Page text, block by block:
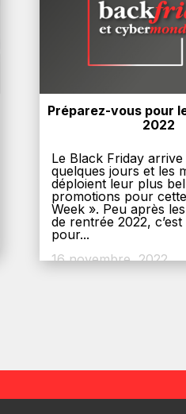
Préparez-vous pour
2022
Le Black Friday arrive
quelques jours et les
déploient leur plus
promotions pour
Week ». Peu après
de rentrée 2022, c’est
pour...
16 novembre, 2022